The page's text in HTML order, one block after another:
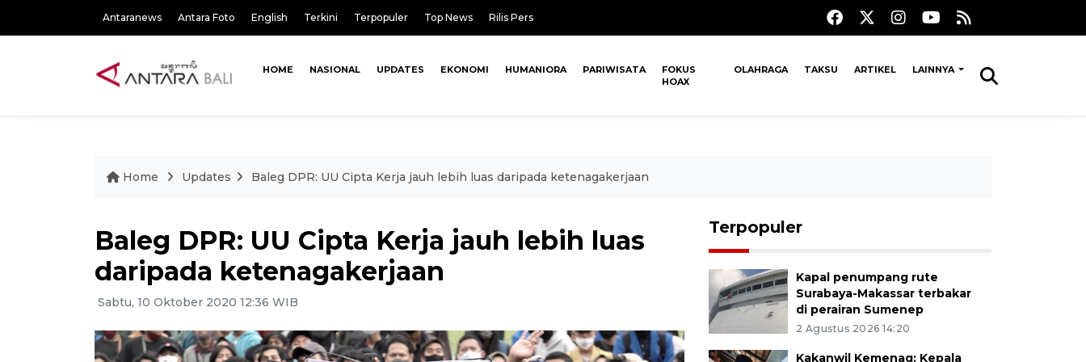
Antaranews Antara Foto English Terkini Terpopuler Top News Rilis Pers
HOME NASIONAL UPDATES EKONOMI HUMANIORA PARIWISATA
FOKUS
HOAX
OLAHRAGA TAKSU ARTIKEL LAINNYA
Home Updates Baleg DPR: UU Cipta Kerja jauh lebih luas daripada ketenagakerjaan
Baleg DPR: UU Cipta Kerja jauh lebih luas
daripada ketenagakerjaan
Sabtu, 10 Oktober 2020 12:36 WIB
Terpopuler
Kapal penumpang rute
Surabaya-Makassar terbakar
di perairan Sumenep
2 Agustus 2026 14:20
Kakanwil Kemenag: Kepala